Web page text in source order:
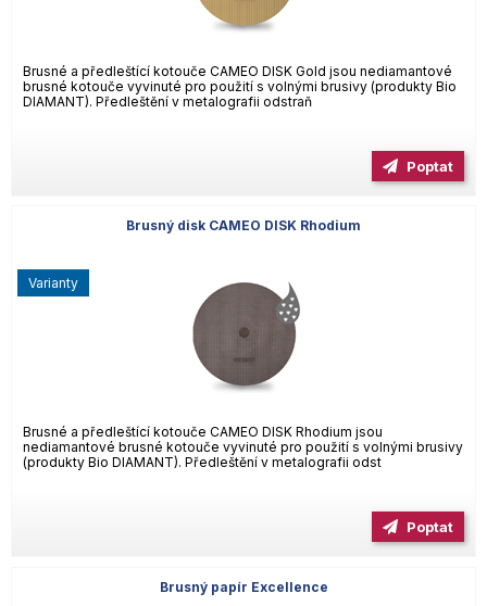
Brusné a předleštící kotouče CAMEO DISK Gold jsou nediamantové
brusné kotouče vyvinuté pro použití s volnými brusivy (produkty Bio
DIAMANT). Předleštění v metalografii odstraň
Poptat
Brusný disk CAMEO DISK Rhodium
Brusné a předleštící kotouče CAMEO DISK Rhodium jsou
nediamantové brusné kotouče vyvinuté pro použití s volnými brusivy
(produkty Bio DIAMANT). Předleštění v metalografii odst
varianty
Poptat
Brusný papír Excellence